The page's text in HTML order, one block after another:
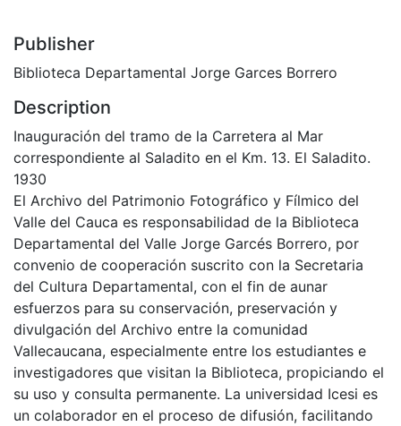
Publisher
Biblioteca Departamental Jorge Garces Borrero
Description
Inauguración del tramo de la Carretera al Mar
correspondiente al Saladito en el Km. 13. El Saladito.
1930
El Archivo del Patrimonio Fotográfico y Fílmico del
Valle del Cauca es responsabilidad de la Biblioteca
Departamental del Valle Jorge Garcés Borrero, por
convenio de cooperación suscrito con la Secretaria
del Cultura Departamental, con el fin de aunar
esfuerzos para su conservación, preservación y
divulgación del Archivo entre la comunidad
Vallecaucana, especialmente entre los estudiantes e
investigadores que visitan la Biblioteca, propiciando el
su uso y consulta permanente. La universidad Icesi es
un colaborador en el proceso de difusión, facilitando